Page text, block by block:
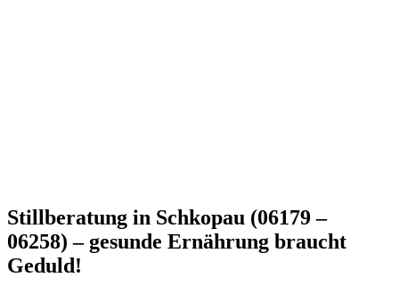
Stillberatung in Schkopau (06179 –
06258) – gesunde Ernährung braucht
Geduld!